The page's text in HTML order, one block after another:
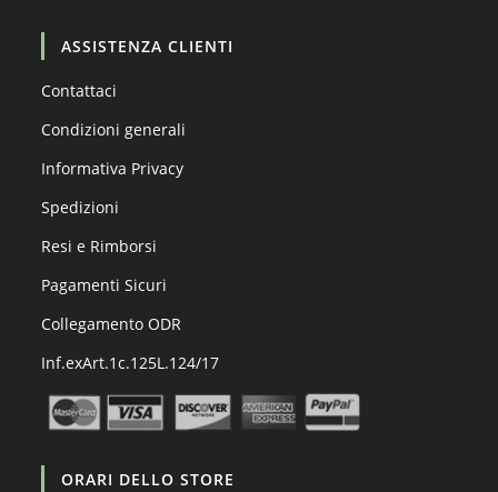
ASSISTENZA CLIENTI
Contattaci
Condizioni generali
Informativa Privacy
Spedizioni
Resi e Rimborsi
Pagamenti Sicuri
Collegamento ODR
Inf.exArt.1c.125L.124/17
ORARI DELLO STORE